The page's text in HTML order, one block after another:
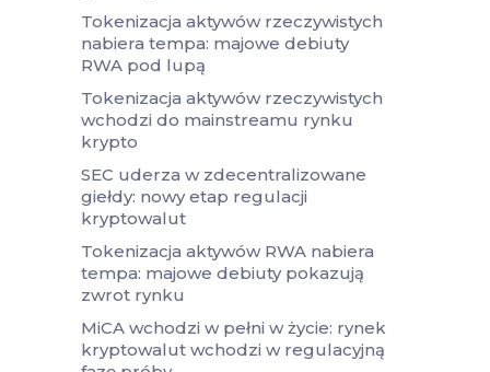
Tokenizacja aktywów rzeczywistych
nabiera tempa: majowe debiuty
RWA pod lupą
Tokenizacja aktywów rzeczywistych
wchodzi do mainstreamu rynku
krypto
SEC uderza w zdecentralizowane
giełdy: nowy etap regulacji
kryptowalut
Tokenizacja aktywów RWA nabiera
tempa: majowe debiuty pokazują
zwrot rynku
MiCA wchodzi w pełni w życie: rynek
kryptowalut wchodzi w regulacyjną